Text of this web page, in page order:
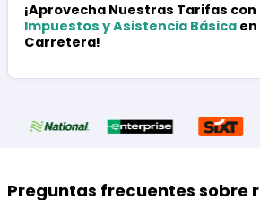
¡Aprovecha Nuestras Tarifas con
Impuestos y Asistencia Básica en
Carretera!
Preguntas frecuentes sobre